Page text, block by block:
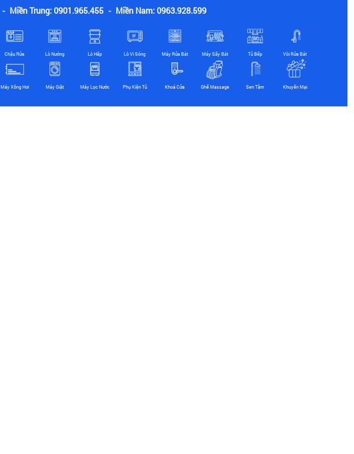
- Miền Trung: 0901.965.455 - Miền Nam: 0963.928.599
Chậu Rửa Lò Nướng Lò Hấp Lò Vi Sóng Máy Rửa Bát Máy Sấy Bát Tủ Bếp Vòi Rửa Bát
Máy Xông Hơi Máy Giặt Máy Lọc Nước Phụ Kiện Tủ Khoá Cửa Ghế Massage Sen Tắm Khuyến Mại